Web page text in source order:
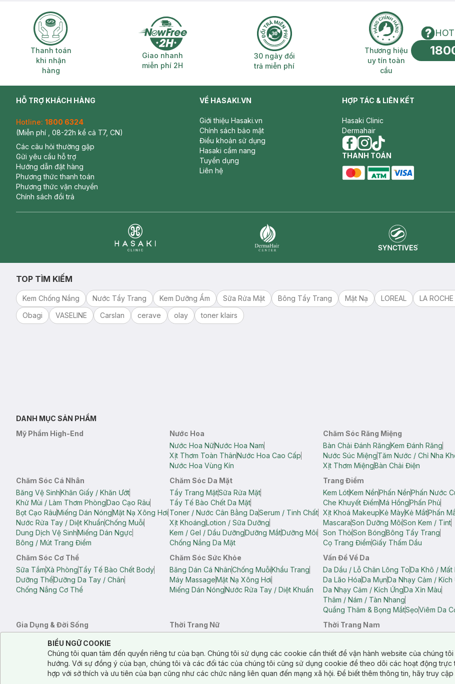
Thanh toán khi nhận hàng
Thanh toán
khi nhận
hàng
Giao nhanh miễn phí 2H
Giao nhanh
miễn phí 2H
30 ngày đổi trả miễn phí
30 ngày đổi
trả miễn phí
Thương hiệu uy
Thương hiệu
uy tín toàn
cầu
HỖ TRỢ KHÁCH HÀNG
Hotline: 1800 6324
(Miễn phí , 08-22h kể cả T7, CN)
Các câu hỏi thường gặp
Gửi yêu cầu hỗ trợ
Hướng dẫn đặt hàng
Phương thức thanh toán
Phương thức vận chuyển
Chính sách đổi trả
VỀ HASAKI.VN
Giới thiệu Hasaki.vn
Chính sách bảo mật
Điều khoản sử dụng
Hasaki cẩm nang
Tuyển dụng
Liên hệ
HỢP TÁC & LIÊN KẾT
Hasaki Clinic
Dermahair
facebook
instagram
tiktok
THANH TOÁN
TOP TÌM KIẾM
Kem Chống Nắng Nước Tẩy Trang Kem Dưỡng Ẩm Sữa Rửa Mặt Bông Tẩy Trang Mặt Nạ LOREAL LA
Obagi
VASELINE Carslan cerave olay toner klairs
DANH MỤC SẢN PHẨM
Mỹ Phẩm High-End
Nước Hoa
Nước Hoa NữNước Hoa Nam
Xịt Thơm Toàn ThânNước Hoa Cao Cấp
Nước Hoa Vùng Kín
Chăm Sóc Răng Miệng
Bàn Chải Đánh RăngKem Đánh Răng
Nước Súc MiệngTăm Nước / Chỉ Nha
Xịt Thơm MiệngBàn Chải Điện
Chăm Sóc Cá Nhân
Băng Vệ SinhKhăn Giấy / Khăn Ướt
Khử Mùi / Làm Thơm PhòngDao Cạo Râu
Bọt Cạo RâuMiếng Dán NóngMặt Nạ Xông Hơi
Nước Rửa Tay / Diệt KhuẩnChống Muỗi
Dung Dịch Vệ SinhMiếng Dán Ngực
Bông / Mút Trang Điểm
Chăm Sóc Da Mặt
Tẩy Trang MặtSữa Rửa Mặt
Tẩy Tế Bào Chết Da Mặt
Toner / Nước Cân Bằng DaSerum / Tinh Chất
Xịt KhoángLotion / Sữa Dưỡng
Kem / Gel / Dầu DưỡngDưỡng MắtDưỡng Môi
Chống Nắng Da Mặt
Trang Điểm
Kem LótKem NềnPhấn NềnPhấn Nước
Che Khuyết ĐiểmMá HồngPhấn Phủ
Xịt Khoá MakeupKẻ MàyKẻ MắtPhấn
MascaraSon Dưỡng MôiSon Kem / Tint
Son ThỏiSon BóngBông Tẩy Trang
Cọ Trang ĐiểmGiấy Thấm Dầu
Chăm Sóc Cơ Thể
Sữa TắmXà PhòngTẩy Tế Bào Chết Body
Dưỡng ThểDưỡng Da Tay / Chân
Chống Nắng Cơ Thể
Chăm Sóc Sức Khỏe
Băng Dán Cá NhânChống MuỗiKhẩu Trang
Máy MassageMặt Nạ Xông Hơi
Miếng Dán NóngNước Rửa Tay / Diệt Khuẩn
Vấn Đề Về Da
Da Dầu / Lỗ Chân Lông ToDa Khô / Mất
Da Lão HóaDa MụnDa Nhạy Cảm / Kích
Da Nhạy Cảm / Kích ỨngDa Xỉn Màu
Thâm / Nám / Tàn Nhang
Quầng Thâm & Bọng MắtSẹoViêm Da
Gia Dụng & Đời Sống
Bông Tắm / Phụ Kiện Tắm
Phụ Kiện Điện Thoại Quạt Cầm Tay / Quạt Mini
Khử Mùi / Làm Thơm PhòngNước GiặtNước Xả
Thời Trang Nữ
Quần Lót NữQuần Short Nữ
Thời Trang Nam
Túi Xách
Cookie Consent
Notice about cookies usage
BIỂU NGỮ COOKIE
Chúng tôi quan tâm đến quyền riêng tư của bạn. Chúng tôi sử dụng các cookie cần thiết để vận hành website của chúng
hướng. Với sự đồng ý của bạn, chúng tôi và các đối tác của chúng tôi cũng sử dụng cookie để theo dõi các hoạt động
hợp với sở thích và ưu tiên của bạn cũng như các chức năng liên quan đến mạng xã hội. Để biết thêm thông tin, hãy truy cập